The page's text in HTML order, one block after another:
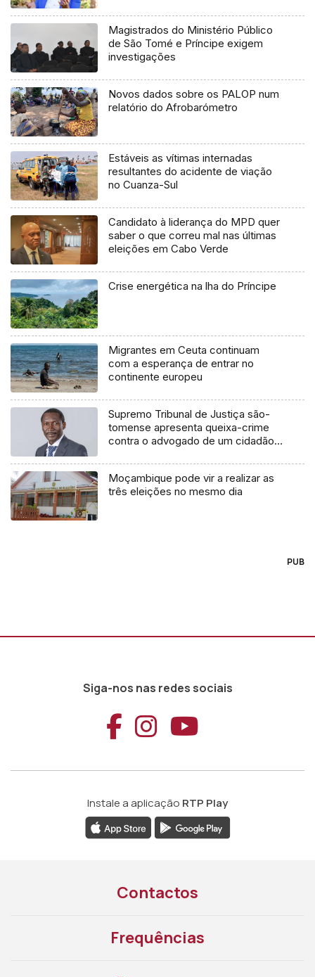
Magistrados do Ministério Público
de São Tomé e Príncipe exigem
investigações
Novos dados sobre os PALOP num
relatório do Afrobarómetro
Estáveis as vítimas internadas
resultantes do acidente de viação
no Cuanza-Sul
Candidato à liderança do MPD quer
saber o que correu mal nas últimas
eleições em Cabo Verde
Crise energética na lha do Príncipe
Migrantes em Ceuta continuam
com a esperança de entrar no
continente europeu
Supremo Tribunal de Justiça são-
tomense apresenta queixa-crime
contra o advogado de um cidadão
Moçambique pode vir a realizar as
três eleições no mesmo dia
PUB
Siga-nos nas redes sociais
Aceder ao
Aceder ao
Aceder
Instale a aplicação RTP Play
Contactos
Frequências